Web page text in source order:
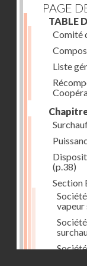
PAGE
TABLE
Comité
Liste
(p.38)
Section
vapeur